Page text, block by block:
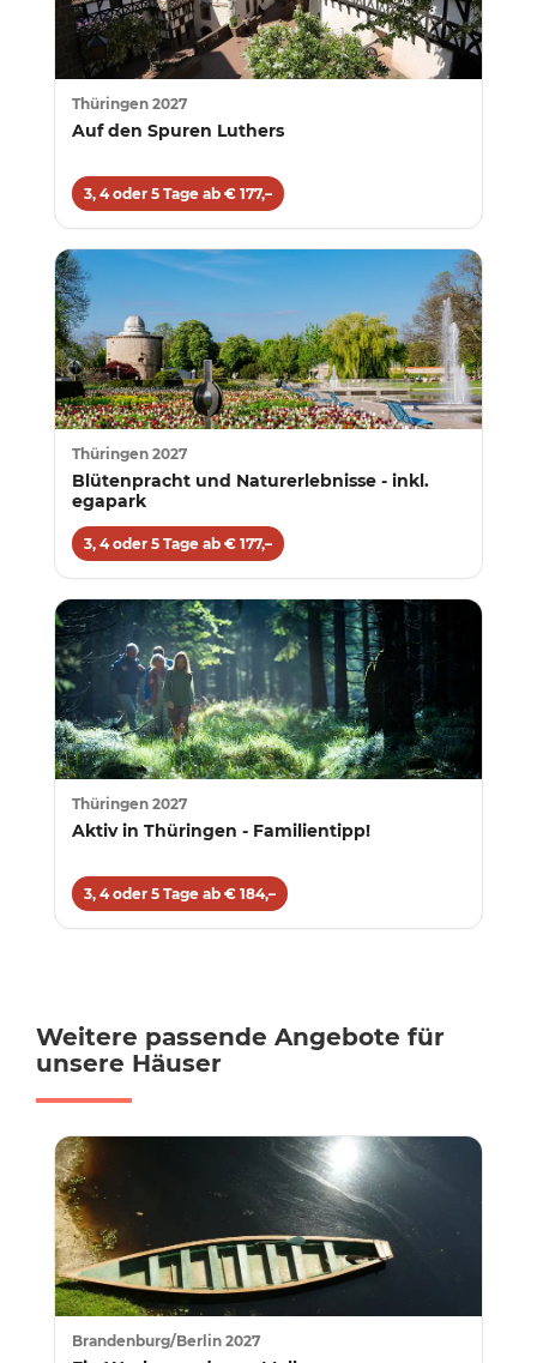
Thüringen 2027
Auf den Spuren Luthers
3, 4 oder 5 Tage ab € 177,–
Thüringen 2027
Blütenpracht und Naturerlebnisse - inkl.
egapark
3, 4 oder 5 Tage ab € 177,–
Thüringen 2027
Aktiv in Thüringen - Familientipp!
3, 4 oder 5 Tage ab € 184,–
Weitere passende Angebote für
unsere Häuser
Brandenburg/Berlin 2027